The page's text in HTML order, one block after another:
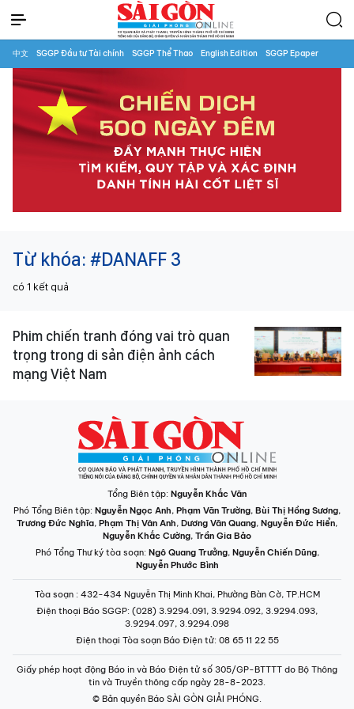
中文 SGGP Đầu tư Tài chính SGGP Thể Thao English Edition SGGP Epaper
Từ khóa: #DANAFF 3
có 1 kết quả
Phim chiến tranh đóng vai trò quan
trọng trong di sản điện ảnh cách
mạng Việt Nam
Tổng Biên tập: Nguyễn Khắc Văn
Phó Tổng Biên tập: Nguyễn Ngọc Anh, Phạm Văn Trường, Bùi Thị Hồng Sương,
Trương Đức Nghĩa, Phạm Thị Vân Anh, Dương Văn Quang, Nguyễn Đức Hiển,
Nguyễn Khắc Cường, Trần Gia Bảo
Phó Tổng Thư ký tòa soạn: Ngô Quang Trưởng, Nguyễn Chiến Dũng,
Nguyễn Phước Bình
Tòa soạn : 432-434 Nguyễn Thị Minh Khai, Phường Bàn Cờ, TP.HCM
Điện thoại Báo SGGP: (028) 3.9294.091, 3.9294.092, 3.9294.093,
3.9294.097, 3.9294.098
Điện thoại Tòa soạn Báo Điện tử: 08 65 11 22 55
Giấy phép hoạt động Báo in và Báo Điện tử số 305/GP-BTTTT do Bộ Thông
tin và Truyền thông cấp ngày 28-8-2023.
© Bản quyền Báo SÀI GÒN GIẢI PHÓNG.